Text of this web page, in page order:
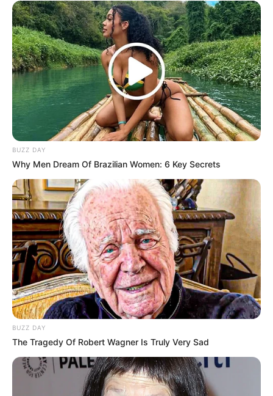
BUZZ DAY
Why Men Dream Of Brazilian Women: 6 Key Secrets
BUZZ DAY
The Tragedy Of Robert Wagner Is Truly Very Sad